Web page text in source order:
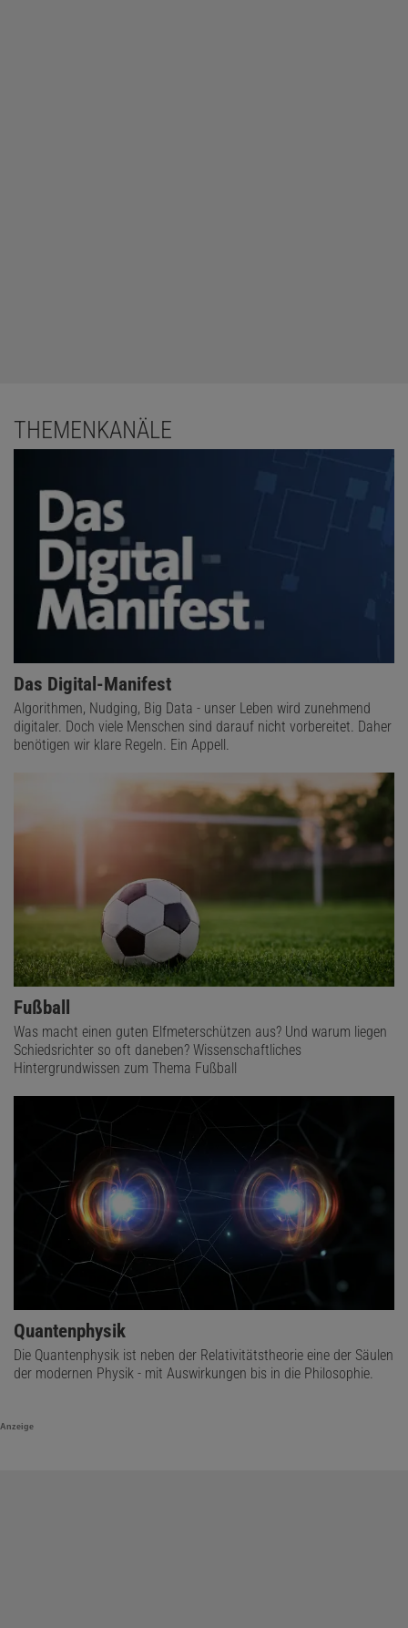
THEMENKANÄLE
Das Digital-Manifest
Algorithmen, Nudging, Big Data - unser Leben wird zunehmend
digitaler. Doch viele Menschen sind darauf nicht vorbereitet. Daher
benötigen wir klare Regeln. Ein Appell.
Fußball
Was macht einen guten Elfmeterschützen aus? Und warum liegen
Schiedsrichter so oft daneben? Wissenschaftliches
Hintergrundwissen zum Thema Fußball
Quantenphysik
Die Quantenphysik ist neben der Relativitätstheorie eine der Säulen
der modernen Physik - mit Auswirkungen bis in die Philosophie.
Anzeige